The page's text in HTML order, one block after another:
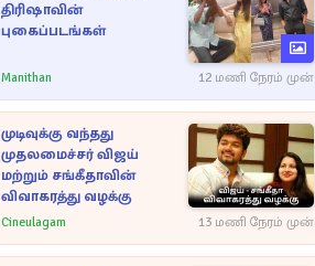
திரிஷாவின்
புகைப்படங்கள்
Manithan 12 மணி நேரம் முன்
முடிவுக்கு வந்தது
முதலமைச்சர் விஜய்
மற்றும் சங்கீதாவின்
விவாகரத்து வழக்கு
Cineulagam 13 மணி நேரம் முன்